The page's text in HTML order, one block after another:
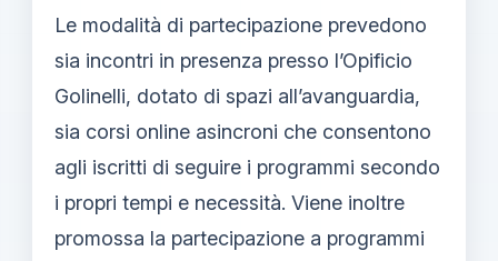
Le modalità di partecipazione prevedono
sia incontri in presenza presso l’Opificio
Golinelli, dotato di spazi all’avanguardia,
sia corsi online asincroni che consentono
agli iscritti di seguire i programmi secondo
i propri tempi e necessità. Viene inoltre
promossa la partecipazione a programmi